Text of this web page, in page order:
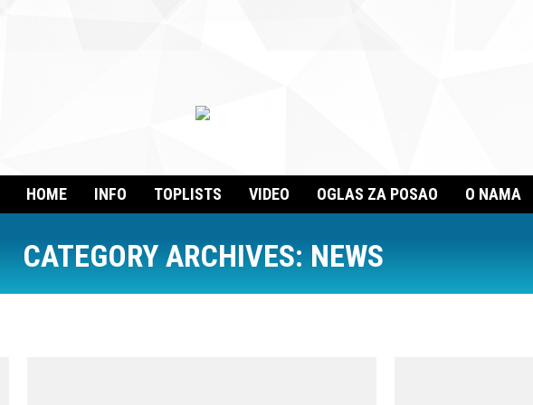
HOME INFO TOPLISTS VIDEO OGLAS ZA POSAO O NAMA
CATEGORY ARCHIVES:NEWS